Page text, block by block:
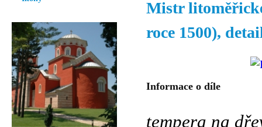
Mistr
roce 1500),
Informace o díle
tempera na